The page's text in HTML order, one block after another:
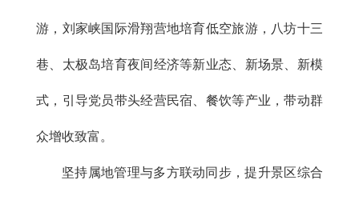
游，刘家峡国际滑翔营地培育低空旅游，八坊十三
巷、太极岛培育夜间经济等新业态、新场景、新模
式，引导党员带头经营民宿、餐饮等产业，带动群
众增收致富。
坚持属地管理与多方联动同步，提升景区综合